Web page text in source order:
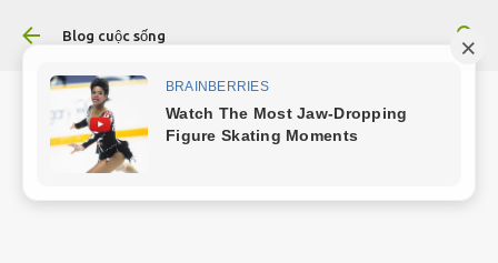
Chuyển đến nội dung chính
Blog cuộc sống